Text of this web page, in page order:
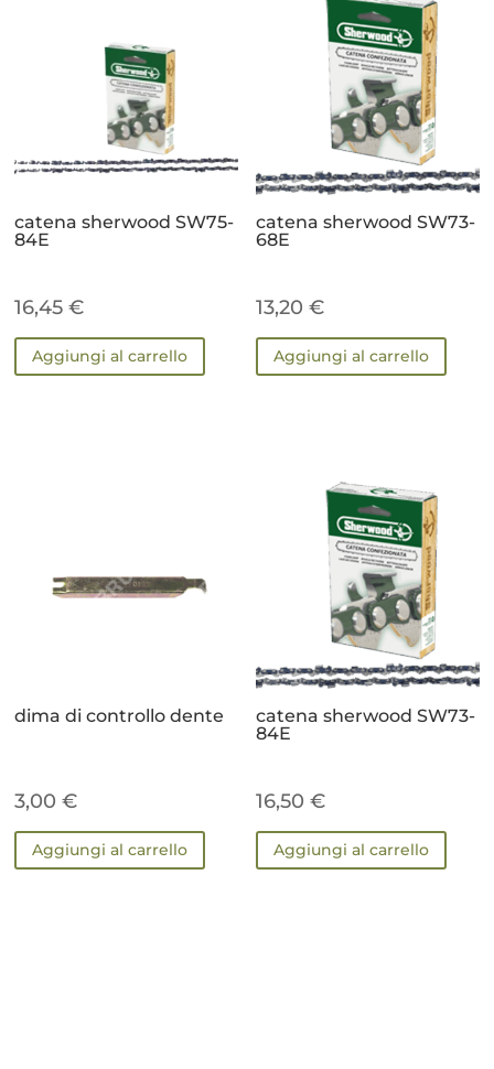
catena sherwood SW75-
84E
16,45€
Aggiungi al carrello
catena sherwood SW73-
68E
13,20€
Aggiungi al carrello
dima di controllo dente
3,00€
Aggiungi al carrello
catena sherwood SW73-
84E
16,50€
Aggiungi al carrello